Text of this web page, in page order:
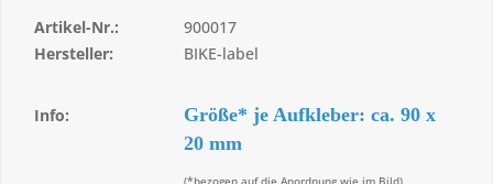
Artikel-Nr.:
900017
Hersteller:
BIKE-label
Info:
Größe* je Aufkleber: ca. 90 x
20 mm
(*bezogen auf die Anordnung wie im Bild)